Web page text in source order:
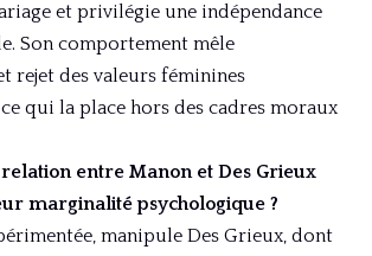
et privilégie une indépendance
Son comportement mêle
rejet des valeurs féminines
qui la place hors des cadres moraux
entre Manon et Des Grieux
marginalité psychologique ?
manipule Des Grieux, dont